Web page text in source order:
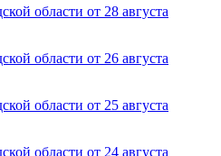
области от 28 августа
области от 26 августа
области от 25 августа
области от 24 августа